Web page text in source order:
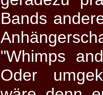
Bands
"Whimps
Oder